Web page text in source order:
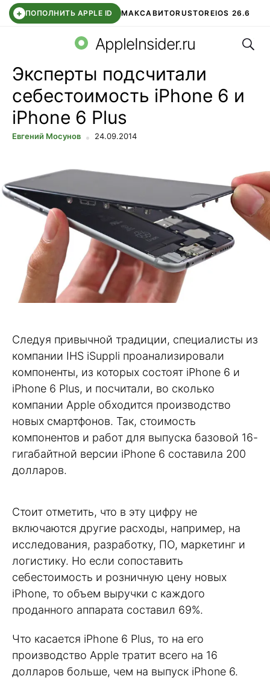
+ ПОПОЛНИТЬ APPLE ID МАКСАВИТОRUSTOREIOS 26.6
СБЕР КИДС ВТБ ОНЛАЙН ЧАТ В ROBLOX
AppleInsider.ru
Эксперты подсчитали
себестоимость iPhone 6 и
iPhone 6 Plus
Евгений Мосунов 24.09.2014
Следуя привычной традиции, специалисты из
компании IHS iSuppli проанализировали
компоненты, из которых состоят iPhone 6 и
iPhone 6 Plus, и посчитали, во сколько
компании Apple обходится производство
новых смартфонов. Так, стоимость
компонентов и работ для выпуска базовой 16-
гигабайтной версии iPhone 6 составила 200
долларов.
Стоит отметить, что в эту цифру не
включаются другие расходы, например, на
исследования, разработку, ПО, маркетинг и
логистику. Но если сопоставить
себестоимость и розничную цену новых
iPhone, то объем выручки с каждого
проданного аппарата составил 69%.
Что касается iPhone 6 Plus, то на его
производство Apple тратит всего на 16
долларов больше, чем на выпуск iPhone 6.